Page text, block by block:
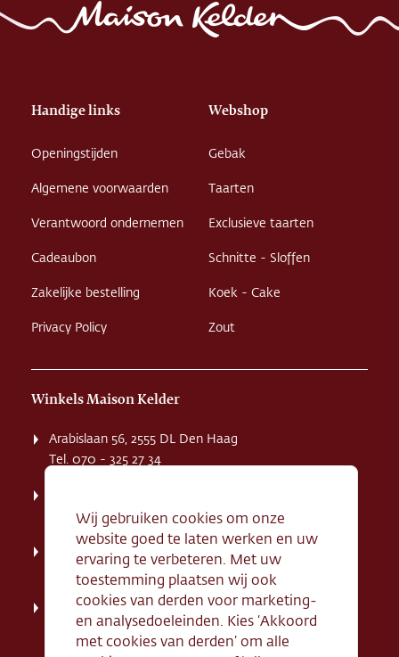
Handige links
Openingstijden
Algemene voorwaarden
Verantwoord ondernemen
Cadeaubon
Zakelijke bestelling
Privacy Policy
Webshop
Gebak
Taarten
Exclusieve taarten
Schnitte - Sloffen
Koek - Cake
Zout
Winkels Maison Kelder
Arabislaan 56, 2555 DL Den Haag
Tel. 070 - 325 27 34
Tel. 070 - 324 94 09
Kerkstraat 71, 2242 HD Wassenaar
Tel. 070 - 517 95 07
Dorpsstraat 134, 2712 AN Zoetermeer
Tel. 079 - 316 78 95
Wij gebruiken cookies om onze
website goed te laten werken en uw
ervaring te verbeteren. Met uw
toestemming plaatsen wij ook
cookies van derden voor marketing-
en analysedoeleinden. Kies ‘Akkoord
met cookies van derden’ om alle